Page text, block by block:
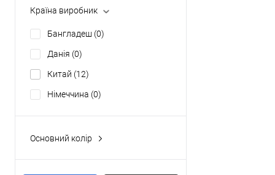
Країна виробник
Бангладеш (0)
Данія (0)
Китай (12)
Німеччина (0)
Основний колір